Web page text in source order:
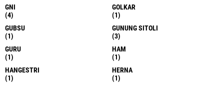
GNI
(4)
GOLKAR
(1)
GUBSU
(1)
GUNUNG SITOLI
(3)
GURU
(1)
HAM
(1)
HANGESTRI
(1)
HERNA
(1)